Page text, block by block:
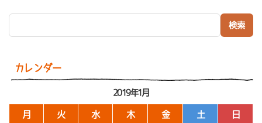
カレンダー
2019年1月
月 火 水 木 金 土 日